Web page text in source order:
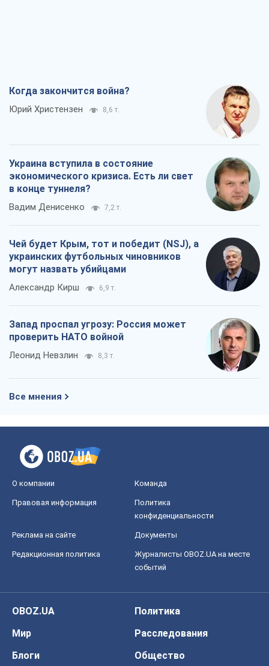
Когда закончится война?
Юрий Христензен 8,6 т.
Украина вступила в состояние
экономического кризиса. Есть ли свет
в конце туннеля?
Вадим Денисенко 7,2 т.
Чей будет Крым, тот и победит (NSJ), а
украинских футбольных чиновников
могут назвать убийцами
Александр Кирш 6,9 т.
Запад проспал угрозу: Россия может
проверить НАТО войной
Леонид Невзлин 8,3 т.
Все мнения
О компании Команда
Правовая информация
Политика
конфиденциальности
Реклама на сайте Документы
Редакционная политика
Журналисты OBOZ.UA на месте
событий
OBOZ.UA
Политика
Мир
Расследования
Блоги
Общество